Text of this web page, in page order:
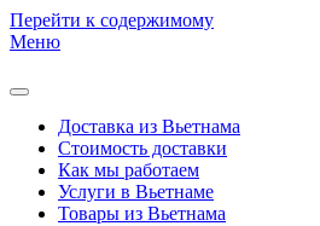
Перейти к содержимому
Меню
Доставка из Вьетнама
Стоимость доставки
Как мы работаем
Услуги в Вьетнаме
Товары из Вьетнама